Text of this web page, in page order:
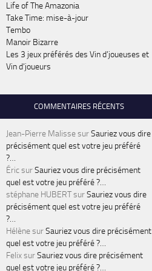
Life of The Amazonia
Take Time: mise-à-jour
Tembo
Manoir Bizarre
Les 3 jeux préférés des Vin d’joueuses et
Vin d’joueurs
COMMENTAIRES RÉCENTS
Jean-Pierre MalissesurSauriez vous dire
précisément quel est votre jeu préféré
?…
ÉricsurSauriez vous dire précisément
quel est votre jeu préféré ?…
stéphane HUBERTsurSauriez vous dire
précisément quel est votre jeu préféré
?…
HélènesurSauriez vous dire précisément
quel est votre jeu préféré ?…
FelixsurSauriez vous dire précisément
quel est votre jeu préféré ?…